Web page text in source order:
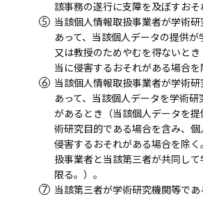
該事務の遂行に支障を及ぼすお
当該個人情報取扱事業者が学術
あって、当該個人データの提供
又は教授のためやむを得ないと
当に侵害するおそれがある場合を
当該個人情報取扱事業者が学術
あって、当該個人データを学術
があるとき（当該個人データを
術研究目的である場合を含み、
侵害するおそれがある場合を除
扱事業者と当該第三者が共同し
限る。）。
当該第三者が学術研究機関等で